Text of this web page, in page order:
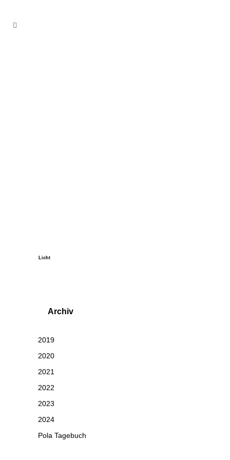
Licht
Archiv
2019
2020
2021
2022
2023
2024
Pola Tagebuch